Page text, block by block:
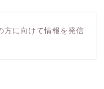
に向けて情報を発信